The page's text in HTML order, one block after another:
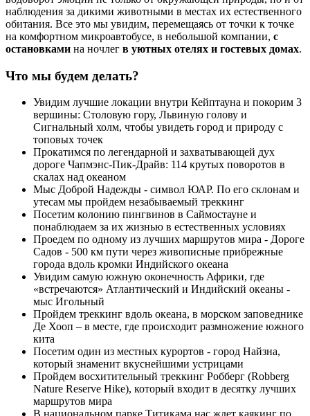
наблюдения за дикими животными в местах их естественного
обитания. Все это мы увидим, перемещаясь от точки к точке
на комфортном микроавтобусе, в небольшой компании, с
остановками на ночлег в уютных отелях и гостевых домах.
Что мы будем делать?
Увидим лучшие локации внутри Кейптауна и покорим 3
вершины: Столовую гору, Львиную голову и
Сигнальный холм, чтобы увидеть город и природу с
топовых точек
Прокатимся по легендарной и захватывающей дух
дороге Чапмэнс-Пик-Драйв: 114 крутых поворотов в
скалах над океаном
Мыс Доброй Надежды - символ ЮАР. По его склонам и
утесам мы пройдем незабываемый треккинг
Посетим колонию пингвинов в Саймостауне и
понаблюдаем за их жизнью в естественных условиях
Проедем по одному из лучших маршрутов мира - Дороге
Садов - 500 км пути через живописные прибрежные
города вдоль кромки Индийского океана
Увидим самую южную оконечность Африки, где
«встречаются» Атлантический и Индийский океаны -
мыс Игольный
Пройдем треккинг вдоль океана, в морском заповеднике
Де Хооп – в месте, где происходит размножение южного
кита
Посетим один из местных курортов - город Найзна,
который знаменит вкуснейшими устрицами
Пройдем восхитительный треккинг Робберг (Robberg
Nature Reserve Hike), который входит в десятку лучших
маршрутов мира